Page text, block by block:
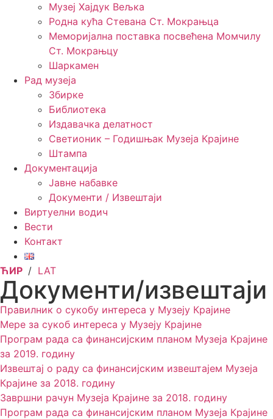
Музеј Хајдук Вељка
Родна кућа Стевана Ст. Мокрањца
Меморијална поставка посвећена Момчилу
Ст. Мокрањцу
Шаркамен
Рад музеја
Збирке
Библиотека
Издавачка делатност
Светионик – Годишњак Музеја Крајине
Штампа
Документација
Јавне набавке
Документи / Извештаји
Виртуелни водич
Вести
Контакт
ЋИР / LAT
Документи/извештаји
Правилник о сукобу интереса у Музеју Крајине
Мере за сукоб интереса у Музеју Крајине
Програм рада са финансијским планом Музеја Крајине
за 2019. годину
Извештај о раду са финансијским извештајем Музеја
Крајине за 2018. годину
Завршни рачун Музеја Крајине за 2018. годину
Програм рада са финансијским планом Музеја Крајине